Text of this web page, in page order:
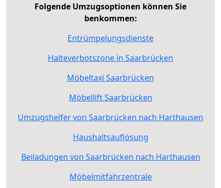
Folgende Umzugsoptionen können Sie
benkommen:
Entrümpelungsdienste
Halteverbotszone in Saarbrücken
Möbeltaxi Saarbrücken
Möbellift Saarbrücken
Umzugshelfer von Saarbrücken nach Harthausen
Haushaltsauflösung
Beiladungen von Saarbrücken nach Harthausen
Möbelmitfahrzentrale